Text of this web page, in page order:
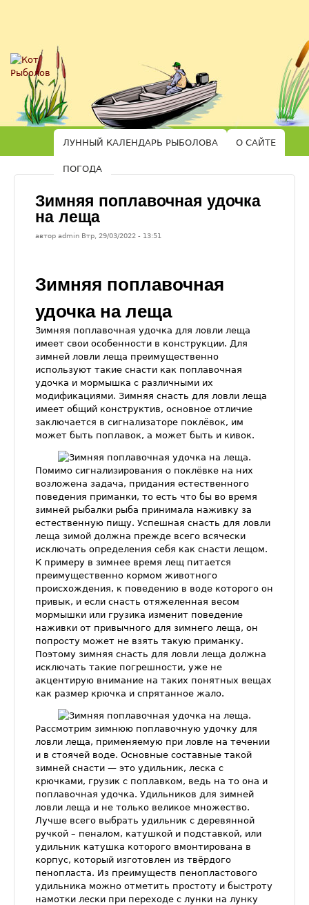
Рыболов
ЛУННЫЙ КАЛЕНДАРЬ РЫБОЛОВА О САЙТЕ
ПОГОДА
Зимняя поплавочная удочка
на леща
автор admin Втр, 29/03/2022 - 13:51
Зимняя поплавочная
удочка на леща
Зимняя поплавочная удочка для ловли леща
имеет свои особенности в конструкции. Для
зимней ловли леща преимущественно
используют такие снасти как поплавочная
удочка и мормышка с различными их
модификациями. Зимняя снасть для ловли леща
имеет общий конструктив, основное отличие
заключается в сигнализаторе поклёвок, им
может быть поплавок, а может быть и кивок.
Помимо сигнализирования о поклёвке на них
возложена задача, придания естественного
поведения приманки, то есть что бы во время
зимней рыбалки рыба принимала наживку за
естественную пищу. Успешная снасть для ловли
леща зимой должна прежде всего всячески
исключать определения себя как снасти лещом.
К примеру в зимнее время лещ питается
преимущественно кормом животного
происхождения, к поведению в воде которого он
привык, и если снасть отяжеленная весом
мормышки или грузика изменит поведение
наживки от привычного для зимнего леща, он
попросту может не взять такую приманку.
Поэтому зимняя снасть для ловли леща должна
исключать такие погрешности, уже не
акцентирую внимание на таких понятных вещах
как размер крючка и спрятанное жало.
Рассмотрим зимнюю поплавочную удочку для
ловли леща, применяемую при ловле на течении
и в стоячей воде. Основные составные такой
зимней снасти — это удильник, леска с
крючками, грузик с поплавком, ведь на то она и
поплавочная удочка. Удильников для зимней
ловли леща и не только великое множество.
Лучше всего выбрать удильник с деревянной
ручкой – пеналом, катушкой и подставкой, или
удильник катушка которого вмонтирована в
корпус, который изготовлен из твёрдого
пенопласта. Из преимуществ пенопластового
удильника можно отметить простоту и быстроту
намотки лески при переходе с лунки на лунку